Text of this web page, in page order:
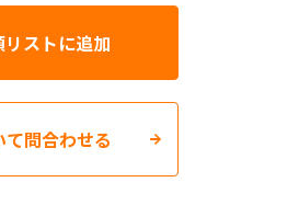
ストに追加
問合わせる